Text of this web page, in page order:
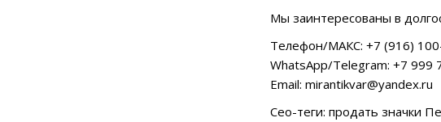
Мы заинтересованы в
Телефон/МАКС: +7 (916)
WhatsApp/Telegram: +7 999
Email: mirantikvar@yandex.ru
Сео-теги: продать значки